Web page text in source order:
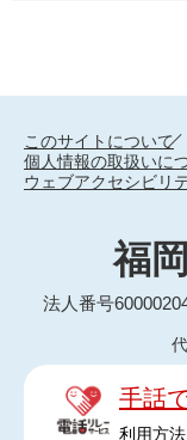
このサイトについて
個人情報の取扱いに
ウェブアクセシビリ
福
法人番号
手話
利用方法